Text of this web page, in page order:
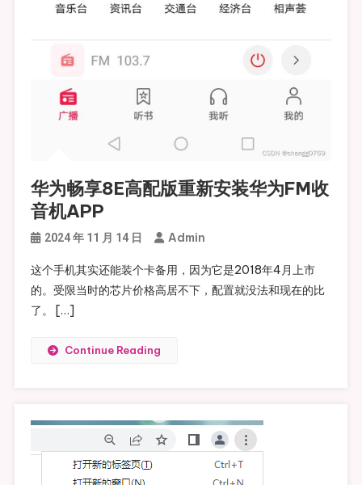
华为畅享8E高配版重新安装华为FM收
音机APP
2024 年 11 月 14 日 Admin
这个手机其实还能装个卡备用，因为它是2018年4月上市
的。受限当时的芯片价格高居不下，配置就没法和现在的比
了。 […]
Continue Reading